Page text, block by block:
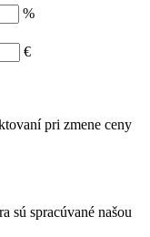
%
€
pri zmene ceny
sú spracúvané našou